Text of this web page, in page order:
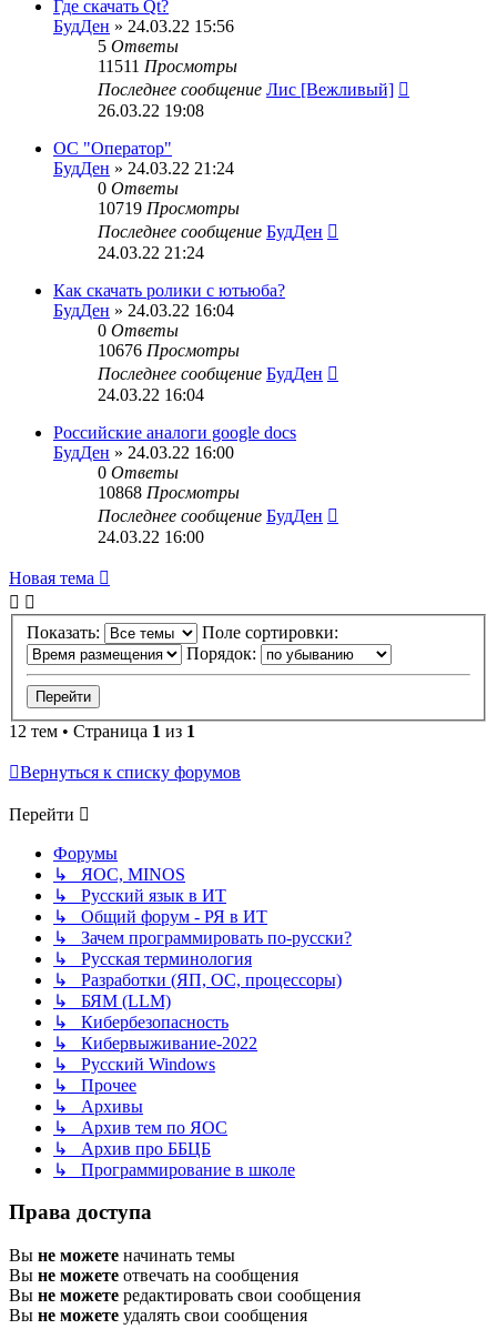
Где скачать Qt?
БудДен » 24.03.22 15:56
5 Ответы
11511 Просмотры
Последнее сообщение Лис [Вежливый]
26.03.22 19:08
ОС "Оператор"
БудДен » 24.03.22 21:24
0 Ответы
10719 Просмотры
Последнее сообщение БудДен
24.03.22 21:24
Как скачать ролики с ютьюба?
БудДен » 24.03.22 16:04
0 Ответы
10676 Просмотры
Последнее сообщение БудДен
24.03.22 16:04
Российские аналоги google docs
БудДен » 24.03.22 16:00
0 Ответы
10868 Просмотры
Последнее сообщение БудДен
24.03.22 16:00
Новая тема
Показать:
Поле сортировки:
Порядок:
12 тем • Страница 1 из 1
Вернуться к списку форумов
Перейти
Форумы
↳ ЯОС, MINOS
↳ Русский язык в ИТ
↳ Общий форум - РЯ в ИТ
↳ Зачем программировать по-русски?
↳ Русская терминология
↳ Разработки (ЯП, ОС, процессоры)
↳ БЯМ (LLM)
↳ Кибербезопасность
↳ Кибервыживание-2022
↳ Русский Windows
↳ Прочее
↳ Архивы
↳ Архив тем по ЯОС
↳ Архив про ББЦБ
↳ Программирование в школе
Права доступа
Вы не можете начинать темы
Вы не можете отвечать на сообщения
Вы не можете редактировать свои сообщения
Вы не можете удалять свои сообщения